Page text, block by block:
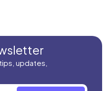
updates,